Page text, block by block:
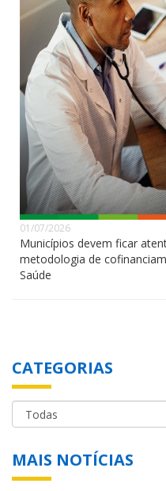
01/07/2026
Municípios devem ficar
metodologia de
Saúde
CATEGORIAS
MAIS NOTÍCIAS